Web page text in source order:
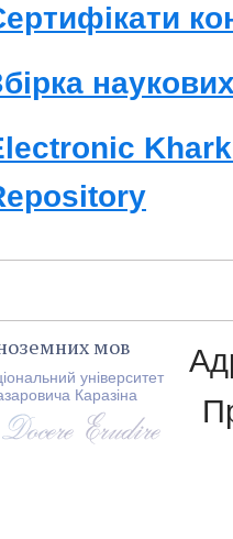
мов
університет
Каразіна